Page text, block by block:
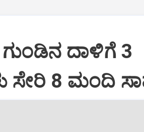
ಗುಂಡಿನ ದಾಳಿಗೆ 3
ಸೇರಿ 8 ಮಂದಿ